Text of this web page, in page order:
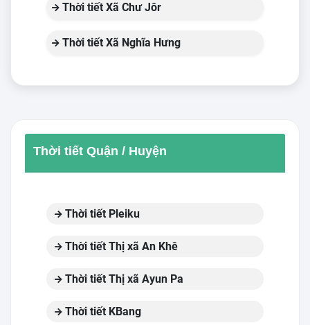
Thời tiết Xã Chư Jôr
Thời tiết Xã Nghĩa Hưng
Thời tiết Quận / Huyện
Thời tiết Pleiku
Thời tiết Thị xã An Khê
Thời tiết Thị xã Ayun Pa
Thời tiết KBang